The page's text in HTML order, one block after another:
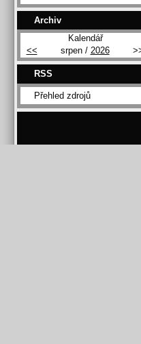
Archiv
Kalendář
<<
srpen / 2026
RSS
Přehled zdrojů